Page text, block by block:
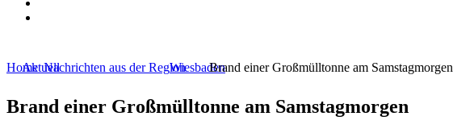
HomeAktuellNachrichten aus der RegionWiesbadenBrand einer Großmülltonne am Samstagmorgen
Brand einer Großmülltonne am Samstagmorgen